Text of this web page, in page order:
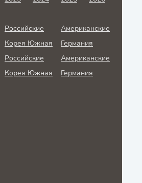
Российские
Американские
Корея Южная
Германия
Российские
Американские
Корея Южная Германия